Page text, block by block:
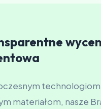
technologiom
materiałom, nasze